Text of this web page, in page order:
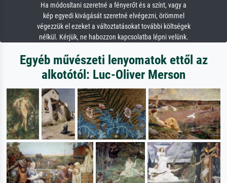
Ha módosítani szeretné a fényerőt és a színt, vagy a
kép egyedi kivágását szeretné elvégezni, örömmel
végezzük el ezeket a változtatásokat további költségek
nélkül. Kérjük, ne habozzon kapcsolatba lépni velünk.
Egyéb művészeti lenyomatok ettől az
alkotótól: Luc-Oliver Merson